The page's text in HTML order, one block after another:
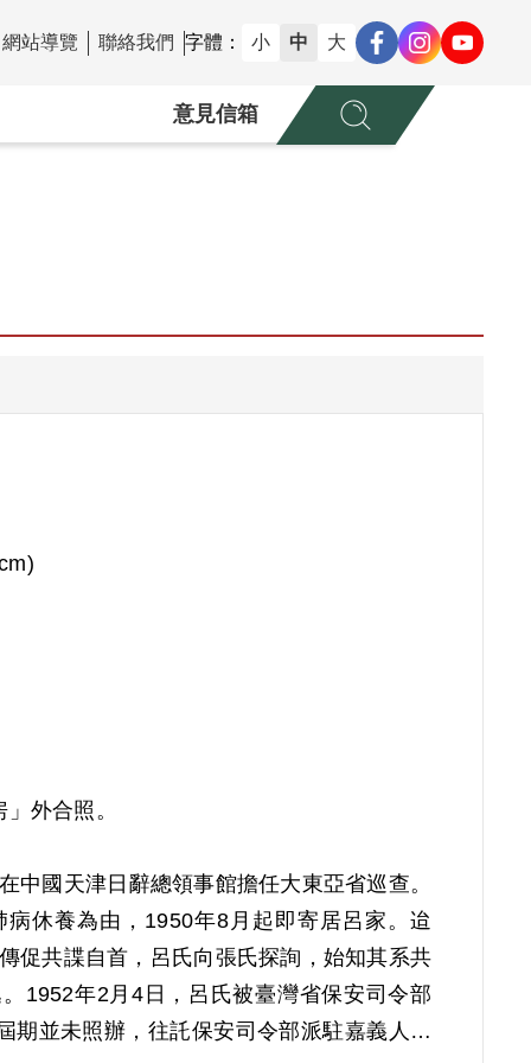
網站導覽 聯絡我們 字體： 小 中 大
意見信箱
外合照。
國天津日辭總領事館擔任大東亞省巡查。
休養為由，1950年8月起即寄居呂家。迨
促共諜自首，呂氏向張氏探詢，始知其系共
1952年2月4日，呂氏被臺灣省保安司令部
期並未照辦，往託保安司令部派駐嘉義人員